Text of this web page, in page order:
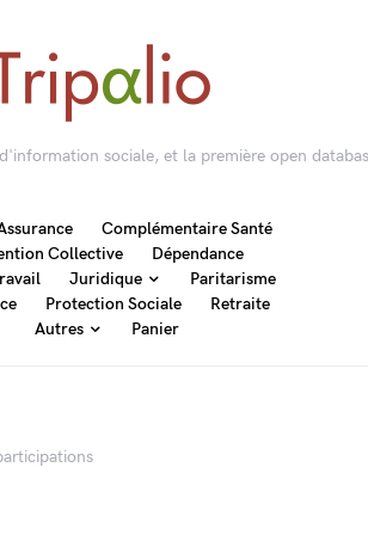
sociale, et la première open
Complémentaire Santé
Collective
Dépendance
Juridique
Paritarisme
Protection Sociale
Retraite
Autres
Panier